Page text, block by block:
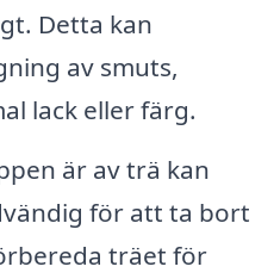
Detta kan
av smuts,
lack eller färg.
är av trä kan
för att ta bort
träet för